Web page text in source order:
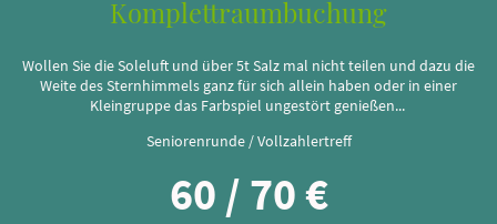
Komplettraumbuchung
Wollen Sie die Soleluft und über 5t Salz mal nicht teilen und dazu die
Weite des Sternhimmels ganz für sich allein haben oder in einer
Kleingruppe das Farbspiel ungestört genießen...
Seniorenrunde / Vollzahlertreff
60 / 70 €